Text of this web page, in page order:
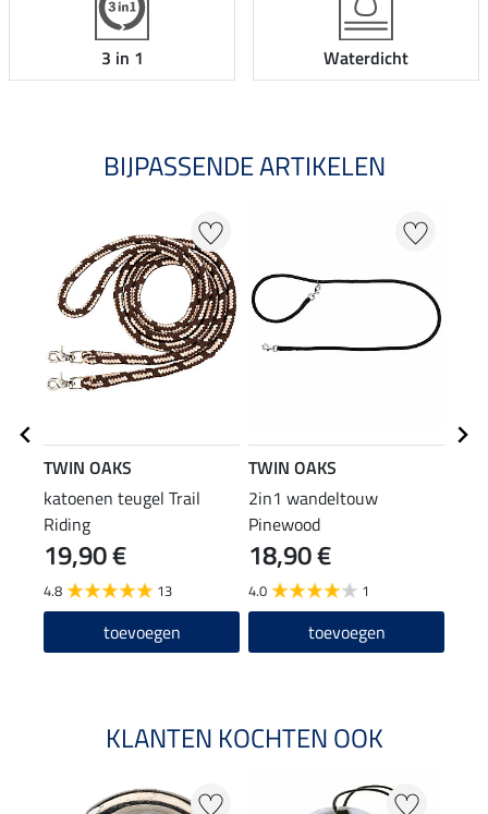
3 in 1 Waterdicht
BIJPASSENDE ARTIKELEN
TWIN OAKS
katoenen teugel Trail
Riding
19,90 €
4.8 13
toevoegen
TWIN OAKS
2in1 wandeltouw
Pinewood
18,90 €
4.0 1
toevoegen
KLANTEN KOCHTEN OOK